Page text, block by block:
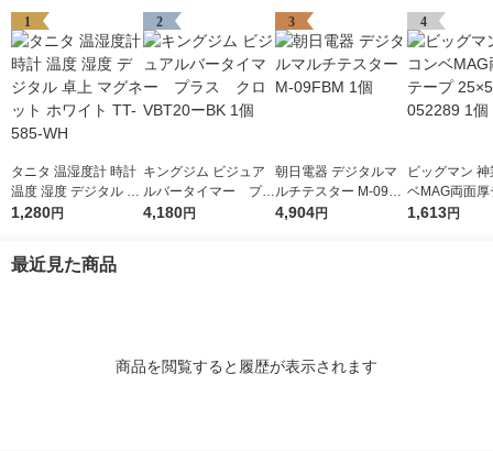
1
タニタ 温湿度計 時計
温度 湿度 デジタル 卓
上 マグネット ホワイ
1,280円
2
キングジム ビジュア
ルバータイマー プラ
ス クロ VBT20ーBK
4,180円
3
朝日電器 デジタルマ
ルチテスター M-09FB
M 1個
4,904円
4
ビッグマン
ベMAG両面厚
25×5.5m
1,613円
最近見た商品
商品を閲覧すると履歴が表示されます